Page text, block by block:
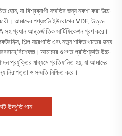
হোন, যা বিশ্বব্যাপী সম্মতির জন্য নকশা করা উচ্চ-
আমাদের পণ্যগুলি ইউরোপের VDE, উত্তর
প্রধান আন্তর্জাতিক সার্টিফিকেশন পূরণ করে।
শিল্প যন্ত্রপাতি এবং নতুন শক্তি খাতের জন্য
সরবরাহে বিশেষজ্ঞ। আমাদের গুণগত প্রতিশ্রুতি উচ্চ-
প্রযুক্তির মাধ্যমে প্রতিফলিত হয়, যা আমাদের
নিরাপত্তা ও সম্মতি নিশ্চিত করে।
উদ্ধৃতি পান